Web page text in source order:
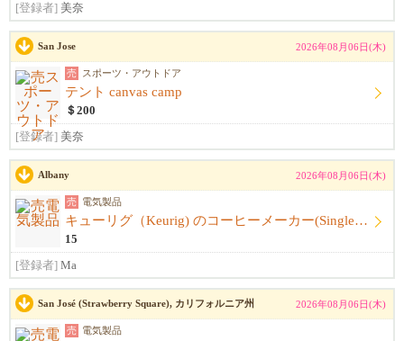
[登録者] 美奈
San Jose 2026年08月06日(木)
売 スポーツ・アウトドア
テント canvas camp
＄200
[登録者] 美奈
Albany 2026年08月06日(木)
売 電気製品
キューリグ（Keurig) のコーヒーメーカー(Single Serve Coffee) Maker
15
[登録者] Ma
San José (Strawberry Square), カリフォルニア州 2026年08月06日(木)
売 電気製品